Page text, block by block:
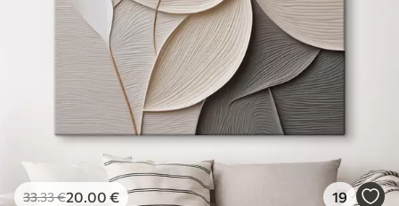
33.33€20.00 € 19